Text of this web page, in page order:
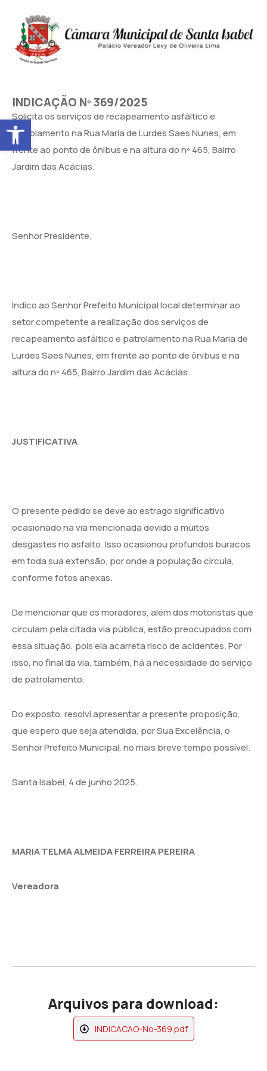
Abrir a barra de ferramentas
INDICAÇÃO Nº 369/2025
Solicita os serviços de recapeamento asfáltico e
patrolamento na Rua Maria de Lurdes Saes Nunes, em
frente ao ponto de ônibus e na altura do nº 465, Bairro
Jardim das Acácias.
Senhor Presidente,
Indico ao Senhor Prefeito Municipal local determinar ao
setor competente a realização dos serviços de
recapeamento asfáltico e patrolamento na Rua Maria de
Lurdes Saes Nunes, em frente ao ponto de ônibus e na
altura do nº 465, Bairro Jardim das Acácias.
JUSTIFICATIVA
O presente pedido se deve ao estrago significativo
ocasionado na via mencionada devido a muitos
desgastes no asfalto. Isso ocasionou profundos buracos
em toda sua extensão, por onde a população circula,
conforme fotos anexas.
De mencionar que os moradores, além dos motoristas que
circulam pela citada via pública, estão preocupados com
essa situação, pois ela acarreta risco de acidentes. Por
isso, no final da via, também, há a necessidade do serviço
de patrolamento.
Do exposto, resolvi apresentar a presente proposição,
que espero que seja atendida, por Sua Excelência, o
Senhor Prefeito Municipal, no mais breve tempo possível.
Santa Isabel, 4 de junho 2025.
MARIA TELMA ALMEIDA FERREIRA PEREIRA
Vereadora
Arquivos para download:
INDICACAO-No-369.pdf